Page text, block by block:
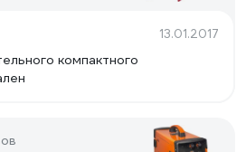
13.01.2017
компактного